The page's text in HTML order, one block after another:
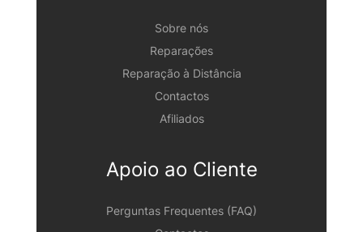
Sobre nós
Reparações
Reparação à Distância
Contactos
Afiliados
Apoio ao Cliente
Perguntas Frequentes (FAQ)